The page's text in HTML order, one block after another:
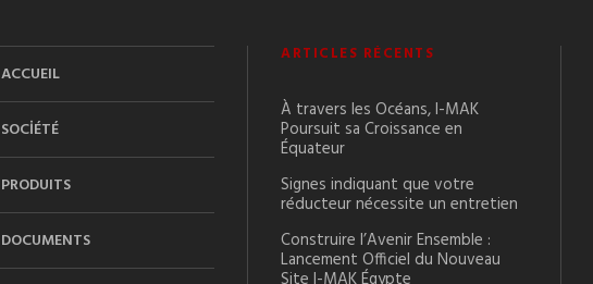
ACCUEIL
SOCİÉTÉ
PRODUITS
DOCUMENTS
ARTICLES RÉCENTS
À travers les Océans, I-MAK
Poursuit sa Croissance en
Équateur
Signes indiquant que votre
réducteur nécessite un entretien
Construire l’Avenir Ensemble :
Lancement Officiel du Nouveau